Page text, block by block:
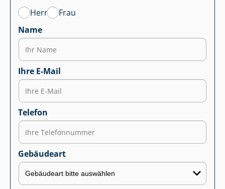
Herr
Frau
Name
Ihre E-Mail
Telefon
Gebäudeart